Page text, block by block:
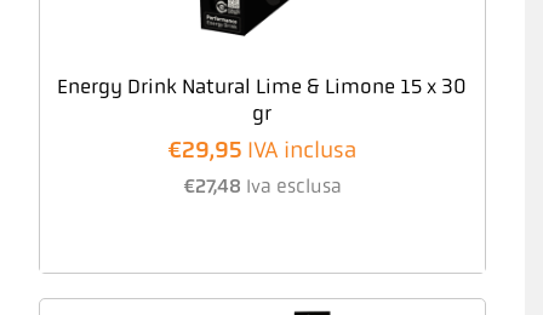
Energy Drink Natural Lime & Limone 15 x 30
gr
€29,95 IVA inclusa
€27,48 Iva esclusa